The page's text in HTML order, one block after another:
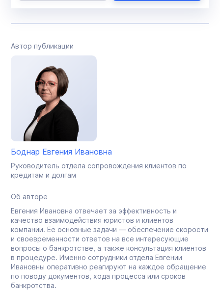
Автор публикации
Боднар Евгения Ивановна
Руководитель отдела сопровождения клиентов по
кредитам и долгам
Об авторе
Евгения Ивановна отвечает за эффективность и
качество взаимодействия юристов и клиентов
компании. Её основные задачи — обеспечение скорости
и своевременности ответов на все интересующие
вопросы о банкротстве, а также консультация клиентов
в процедуре. Именно сотрудники отдела Евгении
Ивановны оперативно реагируют на каждое обращение
по поводу документов, хода процесса или сроков
банкротства.